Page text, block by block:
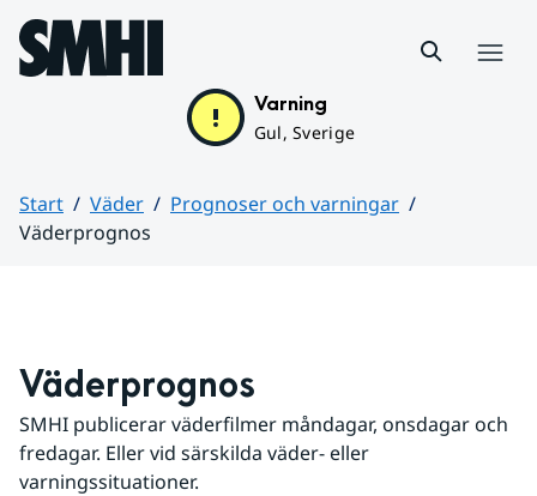
Hoppa till sidans innehåll
Varning
Gul, Sverige
Start Väder
Prognoser och varningar
Väderprognos
Väderprognos
SMHI publicerar väderfilmer måndagar, onsdagar och
fredagar. Eller vid särskilda väder- eller
varningssituationer.